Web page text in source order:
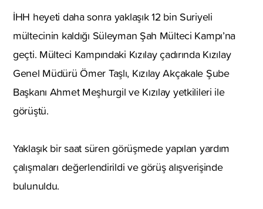
İHH heyeti daha sonra yaklaşık 12 bin Suriyeli
mültecinin kaldığı Süleyman Şah Mülteci Kampı’na
geçti. Mülteci Kampındaki Kızılay çadırında Kızılay
Genel Müdürü Ömer Taşlı, Kızılay Akçakale Şube
Başkanı Ahmet Meşhurgil ve Kızılay yetkilileri ile
görüştü.
Yaklaşık bir saat süren görüşmede yapılan yardım
çalışmaları değerlendirildi ve görüş alışverişinde
bulunuldu.